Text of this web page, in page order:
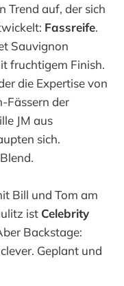
Trend auf, der sich
Fassreife.
Sauvignon
fruchtigem Finish.
die Expertise von
Fässern der
JM aus
sich.
Bill und Tom am
ist Celebrity
Backstage:
Geplant und